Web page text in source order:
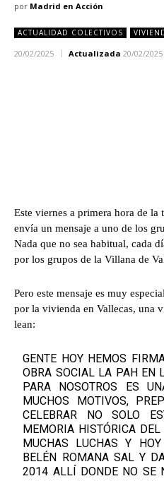
por Madrid en Acción
ACTUALIDAD COLECTIVOS
20/02/2025 Actualizada 20/02/2025
Este viernes a primera hora de la
envía un mensaje a uno de los
Nada que no sea habitual, cada
por los grupos de la Villana de
Pero este mensaje es muy
por la vivienda en Vallecas, una
lean:
GENTE HOY HEMOS
OBRA SOCIAL LA PAH EN
PARA NOSOTROS ES
MUCHOS MOTIVOS,
CELEBRAR NO SOLO
MEMORIA HISTÓRICA
MUCHAS LUCHAS Y
BELÉN ROMANA SAL Y
2014 ALLÍ DONDE NO SE